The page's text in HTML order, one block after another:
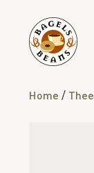
Home / Thee